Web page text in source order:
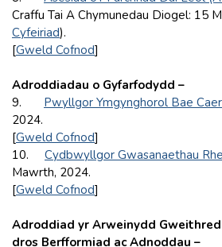
Craffu Tai A Chymunedau Diogel: 15
Cyfeiriad).
[Gweld Cofnod]
Adroddiadau o Gyfarfodydd –
9. Pwyllgor Ymgynghorol Bae
2024.
[Gweld Cofnod]
10. Cydbwyllgor Gwasanaethau
Mawrth, 2024.
[Gweld Cofnod]
Adroddiad yr Arweinydd
dros Berfformiad ac Adnoddau –